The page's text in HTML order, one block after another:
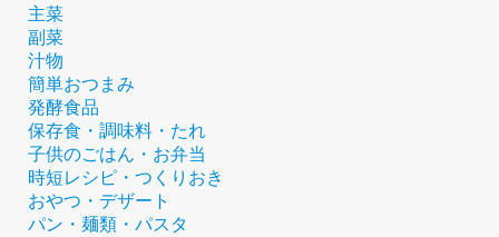
主菜
副菜
汁物
簡単おつまみ
発酵食品
保存食・調味料・たれ
子供のごはん・お弁当
時短レシピ・つくりおき
おやつ・デザート
パン・麺類・パスタ